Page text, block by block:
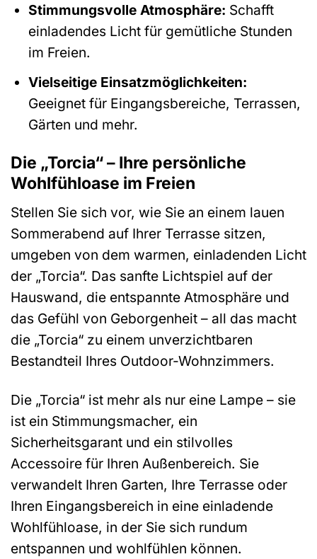
Stimmungsvolle Atmosphäre: Schafft
einladendes Licht für gemütliche Stunden
im Freien.
Vielseitige Einsatzmöglichkeiten:
Geeignet für Eingangsbereiche, Terrassen,
Gärten und mehr.
Die „Torcia“ – Ihre persönliche
Wohlfühloase im Freien
Stellen Sie sich vor, wie Sie an einem lauen
Sommerabend auf Ihrer Terrasse sitzen,
umgeben von dem warmen, einladenden Licht
der „Torcia“. Das sanfte Lichtspiel auf der
Hauswand, die entspannte Atmosphäre und
das Gefühl von Geborgenheit – all das macht
die „Torcia“ zu einem unverzichtbaren
Bestandteil Ihres Outdoor-Wohnzimmers.
Die „Torcia“ ist mehr als nur eine Lampe – sie
ist ein Stimmungsmacher, ein
Sicherheitsgarant und ein stilvolles
Accessoire für Ihren Außenbereich. Sie
verwandelt Ihren Garten, Ihre Terrasse oder
Ihren Eingangsbereich in eine einladende
Wohlfühloase, in der Sie sich rundum
entspannen und wohlfühlen können.